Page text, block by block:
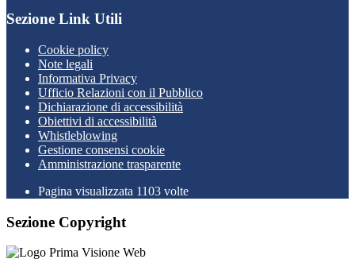
Sezione Link Utili
Cookie policy
Note legali
Informativa Privacy
Ufficio Relazioni con il Pubblico
Dichiarazione di accessibilità
Obiettivi di accessibilità
Whistleblowing
Gestione consensi cookie
Amministrazione trasparente
Pagina visualizzata 1103 volte
Sezione Copyright